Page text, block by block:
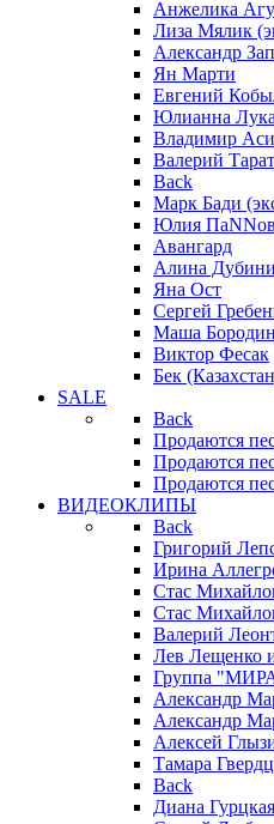
Анжелика
Лиза Мялик
Александр
Ян Марти
Евгений
Юлианна
Владимир
Валерий
Back
Марк Бади
Юлия
Авангард
Алина
Яна Ост
Сергей
Маша
Виктор Фесак
Бек
SALE
Back
Продаются
Продаются
Продаются
ВИДЕОКЛИПЫ
Back
Григорий
Ирина
Стас
Стас
Валерий
Лев Лещенко
Группа
Александр
Александр
Алексей
Тамара
Back
Диана